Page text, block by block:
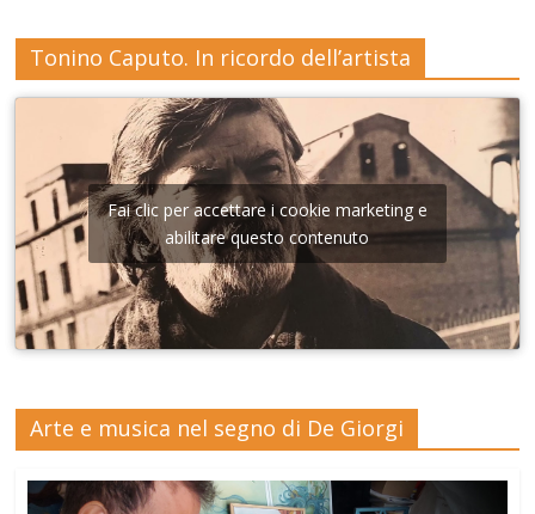
Tonino Caputo. In ricordo dell’artista
Fai clic per accettare i cookie marketing e
abilitare questo contenuto
Arte e musica nel segno di De Giorgi